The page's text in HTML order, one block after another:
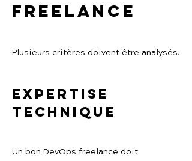
freelance
Plusieurs critères doivent être analysés.
Expertise
technique
Un bon DevOps freelance doit